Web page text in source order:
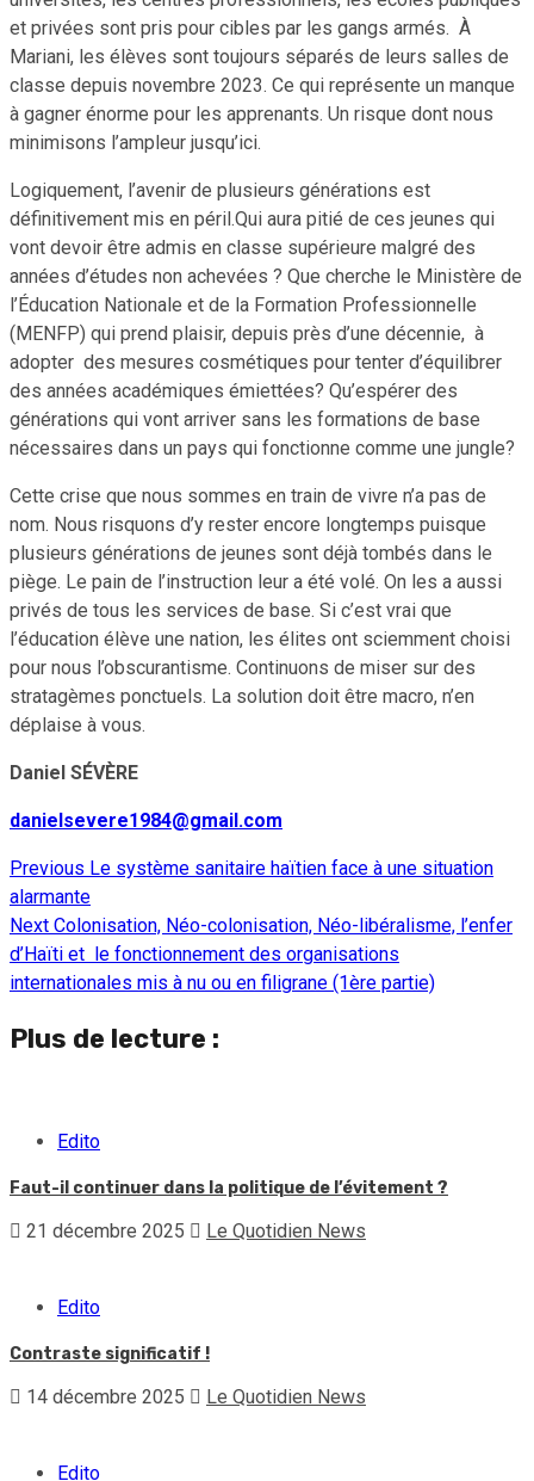
et privées sont pris pour cibles par les gangs armés. À
Mariani, les élèves sont toujours séparés de leurs salles de
classe depuis novembre 2023. Ce qui représente un manque
à gagner énorme pour les apprenants. Un risque dont nous
minimisons l’ampleur jusqu’ici.
Logiquement, l’avenir de plusieurs générations est
définitivement mis en péril.Qui aura pitié de ces jeunes qui
vont devoir être admis en classe supérieure malgré des
années d’études non achevées ? Que cherche le Ministère de
l’Éducation Nationale et de la Formation Professionnelle
(MENFP) qui prend plaisir, depuis près d’une décennie, à
adopter des mesures cosmétiques pour tenter d’équilibrer
des années académiques émiettées? Qu’espérer des
générations qui vont arriver sans les formations de base
nécessaires dans un pays qui fonctionne comme une jungle?
Cette crise que nous sommes en train de vivre n’a pas de
nom. Nous risquons d’y rester encore longtemps puisque
plusieurs générations de jeunes sont déjà tombés dans le
piège. Le pain de l’instruction leur a été volé. On les a aussi
privés de tous les services de base. Si c’est vrai que
l’éducation élève une nation, les élites ont sciemment choisi
pour nous l’obscurantisme. Continuons de miser sur des
stratagèmes ponctuels. La solution doit être macro, n’en
déplaise à vous.
Daniel SÉVÈRE
danielsevere1984@gmail.com
Continue
Reading
Previous Le système sanitaire haïtien face à une situation
alarmante
Next Colonisation, Néo-colonisation, Néo-libéralisme, l’enfer
d’Haïti et le fonctionnement des organisations
internationales mis à nu ou en filigrane (1ère partie)
Plus de lecture :
Edito
Faut-il continuer dans la politique de l’évitement ?
21 décembre 2025 Le Quotidien News
Edito
Contraste significatif !
14 décembre 2025 Le Quotidien News
Edito